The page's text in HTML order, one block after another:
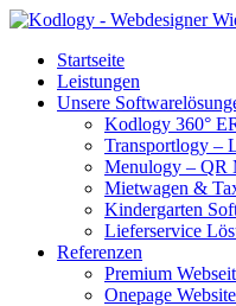
Startseite
Leistungen
Unsere
Kodlogy 360°
Transportlogy –
Menulogy – QR
Mietwagen &
Kindergarten
Lieferservice
Referenzen
Premium
Onepage